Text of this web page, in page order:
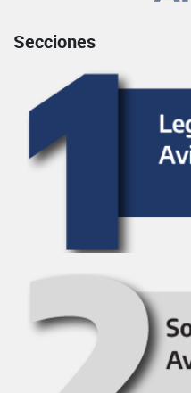
Secciones